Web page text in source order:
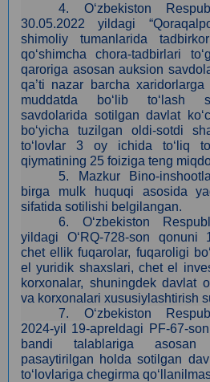
4. O‘zbekiston
30.05.2022 yildagi
shimoliy tumanlarida
qo‘shimcha chora-tadbirlari
qaroriga asosan auksion
qa’ti nazar barcha
muddatda bo‘lib to‘lash
savdolarida sotilgan davlat
bo‘yicha tuzilgan oldi-sotdi
to‘lovlar 3 oy ichida to‘liq
qiymatining 25 foiziga teng
5.
Mazkur Bino-
birga mulk huquqi asosida
sifatida sotilishi belgilangan.
6. O‘zbekiston
yildagi O‘RQ-728-son qonuni
сhet ellik fuqarolar, fuqaroligi
el yuridik shaxslari, chet el
korxonalar, shuningdek davlat
va korxonalari xususiylashtirish
7. O‘zbekiston
2024-yil 19-apreldagi PF-67-
bandi talablariga asosan
pasaytirilgan holda sotilgan
to‘lovlariga chegirma